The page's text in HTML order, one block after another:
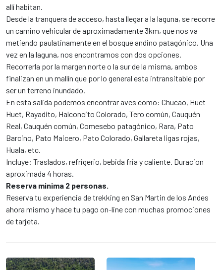
allí habitan.
Desde la tranquera de acceso, hasta llegar a la laguna, se recorre
un camino vehicular de aproximadamente 3km, que nos va
metiendo paulatinamente en el bosque andino patagónico. Una
vez en la laguna, nos encontramos con dos opciones.
Recorrerla por la margen norte o la sur de la misma, ambos
finalizan en un mallín que por lo general esta intransitable por
ser un terreno inundado.
En esta salida podemos encontrar aves como: Chucao, Huet
Huet, Rayadito, Halconcito Colorado, Tero común, Cauquén
Real, Cauquén común, Comesebo patagónico, Rara, Pato
Barcino, Pato Maicero, Pato Colorado, Gallareta ligas rojas,
Huala, etc.
Incluye: Traslados, refrigerio, bebida fria y caliente. Duracion
aproximada 4 horas.
Reserva minima 2 personas.
Reserva tu experiencia de trekking en San Martin de los Andes
ahora mismo y hace tu pago on-line con muchas promociones
de tarjeta.